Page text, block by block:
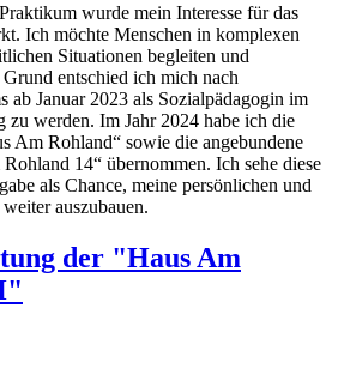
wurde mein Interesse für das
Ich möchte Menschen in komplexen
Situationen begleiten und
entschied ich mich nach
ab Januar 2023 als Sozialpädagogin im
zu werden. Im Jahr 2024 habe ich die
Am Rohland“ sowie die angebundene
14“ übernommen. Ich sehe diese
als Chance, meine persönlichen und
auszubauen.
der "Haus Am